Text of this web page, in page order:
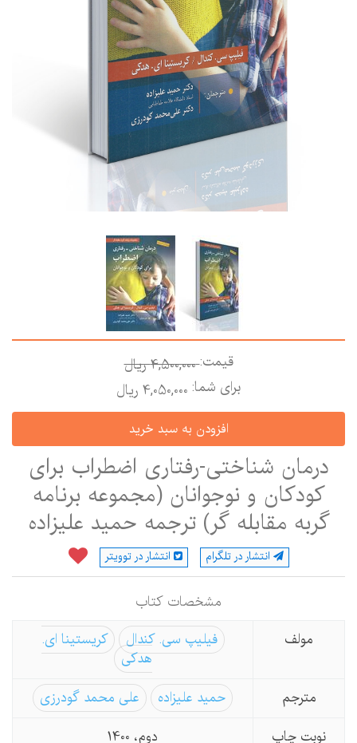
قیمت:4,500,000 ريال
برای شما:4,050,000 ريال
درمان شناختی-رفتاری اضطراب برای
کودکان و نوجوانان (مجموعه برنامه
گربه مقابله گر) ترجمه حمید علیزاده
انتشار در تلگرام انتشار در توویتر
مشخصات كتاب
مولف
فیلیپ سی. کندال
کریستینا ای.
هدکی
مترجم
حمید علیزاده
علی محمد گودرزی
نوبت چاپ
دوم، 1400